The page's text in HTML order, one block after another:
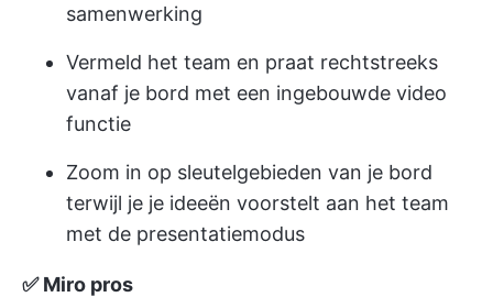
samenwerking
Vermeld het team en praat rechtstreeks
vanaf je bord met een ingebouwde video
functie
Zoom in op sleutelgebieden van je bord
terwijl je je ideeën voorstelt aan het team
met de presentatiemodus
✅ Miro pros